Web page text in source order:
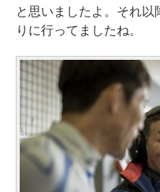
と思いましたよ。それ
りに行ってましたね。